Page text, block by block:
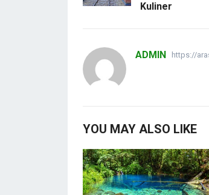
Kuliner
ADMIN https://
YOU MAY ALSO LIKE